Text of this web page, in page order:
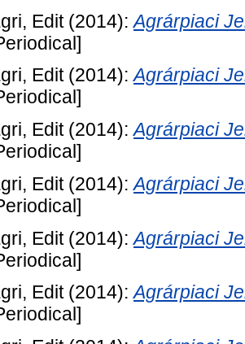
Edit(2014):Agrárpiaci
Edit(2014):Agrárpiaci
Edit(2014):Agrárpiaci
Edit(2014):Agrárpiaci
Edit(2014):Agrárpiaci
Edit(2014):Agrárpiaci